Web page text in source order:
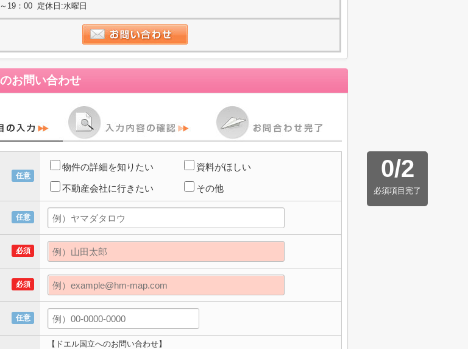
19：00 定休日:水曜日
お問い合わせ
0/2
必須項目完了
任意
物件の詳細を知りたい 資料がほしい
不動産会社に行きたい その他
任意
必須
必須
任意
【ドエル国立へのお問い合わせ】